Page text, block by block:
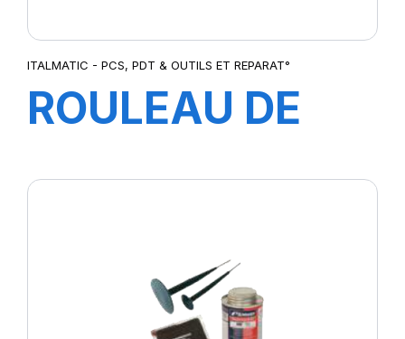
ITALMATIC - PCS, PDT & OUTILS ET REPARAT°
ROULEAU DE
EXTRUDEUSE